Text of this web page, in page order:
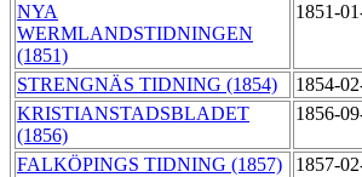
NYA
WERMLANDSTIDNINGEN
(1851)
1851-
STRENGNÄS TIDNING (1854)
1854-
KRISTIANSTADSBLADET
(1856)
1856-
FALKÖPINGS TIDNING (1857)
1857-